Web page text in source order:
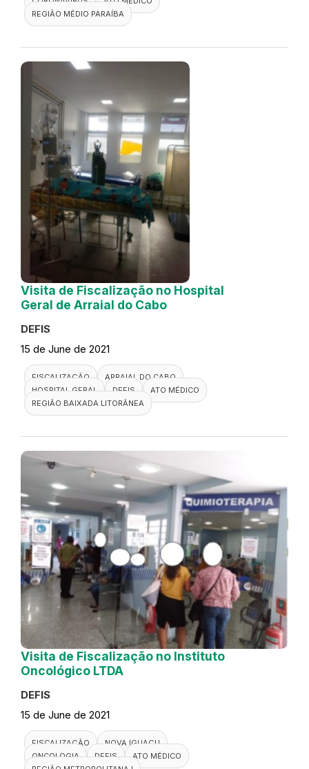
REGIÃO MÉDIO PARAÍBA
Visita de Fiscalização no Hospital
Geral de Arraial do Cabo
DEFIS
15 de June de 2021
FISCALIZAÇÃO
ARRAIAL DO CABO
HOSPITAL GERAL
DEFIS
ATO MÉDICO
REGIÃO BAIXADA LITORÂNEA
Visita de Fiscalização no Instituto
Oncológico LTDA
DEFIS
15 de June de 2021
FISCALIZAÇÃO
NOVA IGUAÇU
ONCOLOGIA
DEFIS
ATO MÉDICO